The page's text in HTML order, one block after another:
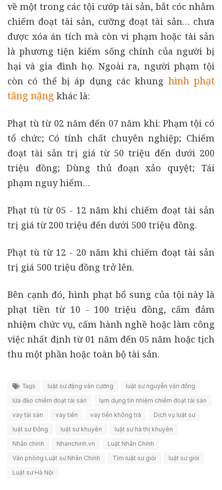
về một trong các tội cướp tài sản, bắt cóc nhằm
chiếm đoạt tài sản, cưỡng đoạt tài sản… chưa
được xóa án tích mà còn vi phạm hoặc tài sản
là phương tiện kiếm sống chính của người bị
hại và gia đình họ. Ngoài ra, người phạm tội
còn có thể bị áp dụng các khung hình phạt
tăng nặng khác là:
Phạt tù từ 02 năm đến 07 năm khi: Phạm tội có
tổ chức; Có tính chất chuyên nghiệp; Chiếm
đoạt tài sản trị giá từ 50 triệu đến dưới 200
triệu đồng; Dùng thủ đoạn xảo quyệt; Tái
phạm nguy hiểm…
Phạt tù từ 05 - 12 năm khi chiếm đoạt tài sản
trị giá từ 200 triệu đến dưới 500 triệu đồng.
Phạt tù từ 12 - 20 năm khi chiếm đoạt tài sản
trị giá 500 triệu đồng trở lên.
Bên cạnh đó, hình phạt bổ sung của tội này là
phạt tiền từ 10 - 100 triệu đồng, cấm đảm
nhiệm chức vụ, cấm hành nghề hoặc làm công
việc nhất định từ 01 năm đến 05 năm hoặc tịch
thu một phần hoặc toàn bộ tài sản.
Tags luật sư đặng văn cường
luật sư nguyễn văn đồng
lừa đảo chiếm đoạt tài sản
lạm dụng tín nhiệm chiếm đoạt tài sản
vay tài sản
vay tiền vay tiền không trả
Dịch vụ luật sư
luật sư Đồng
luật sư khuyên
luật sư hà thị khuyên
Nhân chính
Nhanchinh.vn
Luật Nhân Chính
Văn phòng Luật sư Nhân Chính
Tìm luật sư giỏi
luật sư giỏi
Luật sư Hà Nội